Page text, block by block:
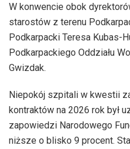
W konwencie obok
starostów z terenu
Podkarpacki Teresa Kubas-
Podkarpackiego Oddziału
Gwizdak.
Niepokój szpitali w kwestii
kontraktów na 2026 rok był
zapowiedzi Narodowego
niższe o blisko 9 procent.